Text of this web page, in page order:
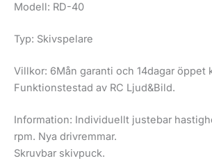
Modell: RD-40
Typ: Skivspelare
Villkor: 6Mån garanti och 14dagar öppet
Funktionstestad av RC Ljud&Bild.
Information: Individuellt justebar
rpm. Nya drivremmar.
Skruvbar skivpuck.